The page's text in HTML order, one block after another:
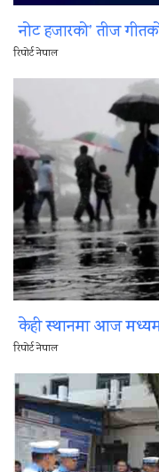
नोट हजारको’ तीज
रिपोर्ट नेपाल
केही स्थानमा आज मध्यम
रिपोर्ट नेपाल